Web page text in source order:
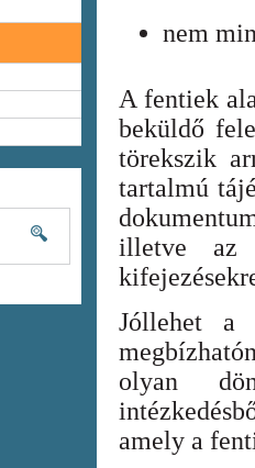
nem
A fentiek
beküldő
törekszik
tartalmú
illetve az
Jóllehet a
olyan
amely a